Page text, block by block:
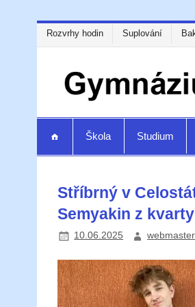
Rozvrhy hodin Suplování
Škola Studium
Stříbrný v
Semyakin z kvarty
10.06.2025 webmaster